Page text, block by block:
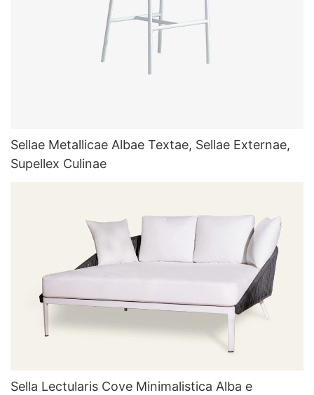
Sellae Metallicae Albae Textae, Sellae Externae,
Supellex Culinae
Sella Lectularis Cove Minimalistica Alba e